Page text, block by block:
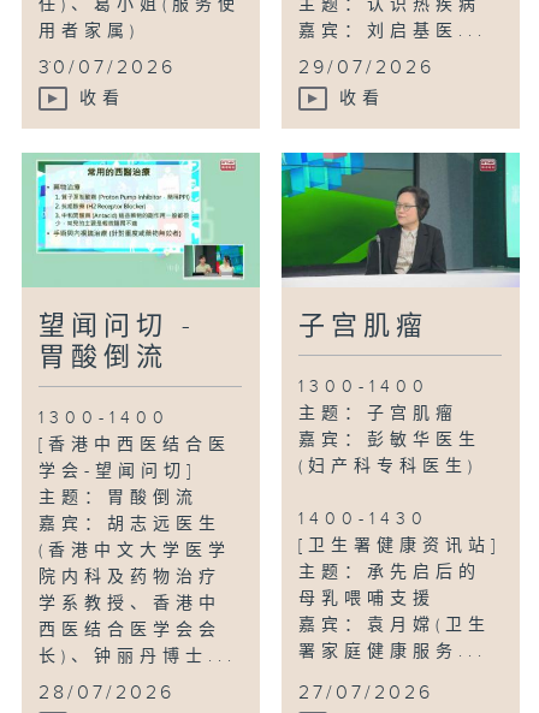
任)、葛小姐(服务使
用者家属)
...
30/07/2026
收看
主题：认识热疾病
嘉宾：刘启基医...
29/07/2026
收看
望闻问切 -
胃酸倒流
1300-1400
[香港中西医结合医
学会-望闻问切]
主题：胃酸倒流
嘉宾：胡志远医生
(香港中文大学医学
院内科及药物治疗
学系教授、香港中
西医结合医学会会
长)、钟丽丹博士...
28/07/2026
子宫肌瘤
1300-1400
主题：子宫肌瘤
嘉宾：彭敏华医生
(妇产科专科医生)
1400-1430
[卫生署健康资讯站]
主题：承先启后的
母乳喂哺支援
嘉宾：袁月嫦(卫生
署家庭健康服务...
27/07/2026